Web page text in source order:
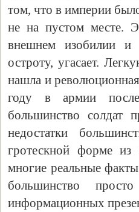
том, что в империи
не на пустом месте.
внешнем изобилии и
остроту, угасает.
нашла и
году в армии после
большинство солдат
недостатки
гротескной форме из
многие реальные
большинство
информационных